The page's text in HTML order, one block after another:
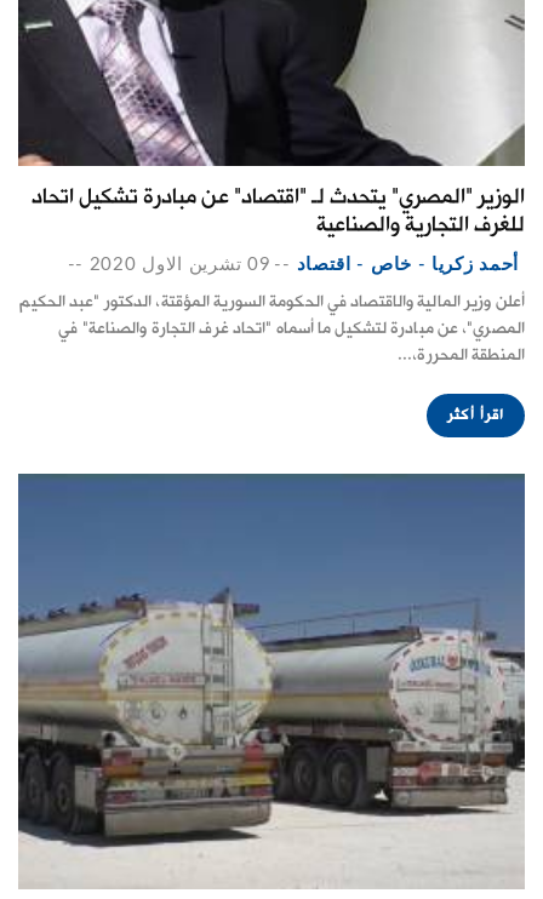
الوزير "المصري" يتحدث لـ "اقتصاد" عن مبادرة تشكيل اتحاد
للغرف التجارية والصناعية
أحمد زكريا - خاص - اقتصاد -- 09 تشرين الاول 2020 --
أعلن وزير المالية والاقتصاد في الحكومة السورية المؤقتة، الدكتور "عبد الحكيم
المصري"، عن مبادرة لتشكيل ما أسماه "اتحاد غرف التجارة والصناعة" في
المنطقة المحررة،...
اقرأ أكثر